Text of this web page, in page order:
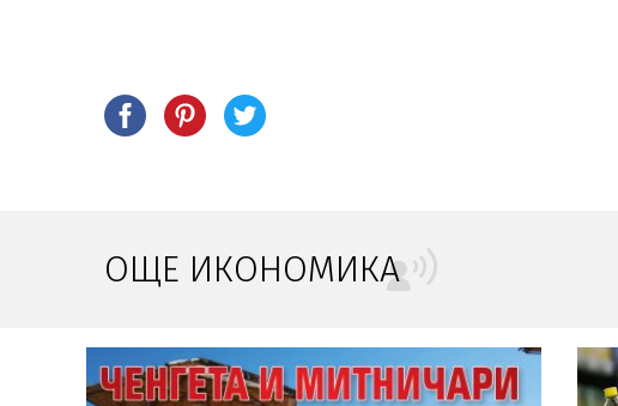
ОЩЕ ИКОНОМИКА